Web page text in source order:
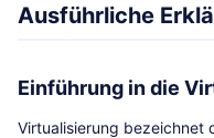
Ausführliche
Einführung in die
Virtualisierung bezeichnet